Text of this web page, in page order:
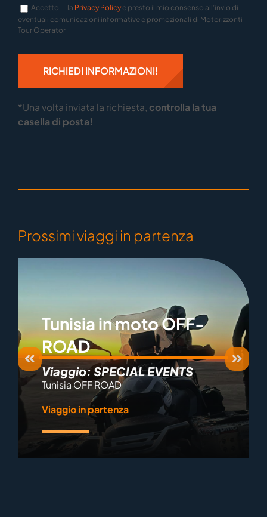
Accetto la Privacy Policy e presto il mio consenso all’invio di
eventuali comunicazioni informative e promozionali di Motorizzonti
Tour Operator
*Una volta inviata la richiesta,controlla la tua
casella di posta!
Prossimi viaggi in partenza
Tunisia in moto OFF-
ROAD
Viaggio: SPECIAL EVENTS
Tunisia OFF ROAD
Viaggio in partenza
Scopri il viaggio